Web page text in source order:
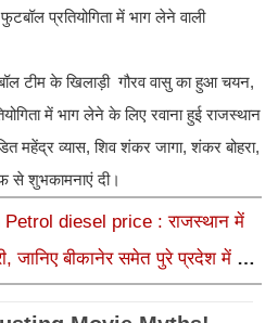
प्रतियोगिता में भाग लेने वाली
टीम के खिलाड़ी गौरव वासु का हुआ चयन,
में भाग लेने के लिए रवाना हुई राजस्थान
महेंद्र व्यास, शिव शंकर जागा, शंकर बोहरा,
से शुभकामनाएं दी।
diesel price : राजस्थान में
जानिए बीकानेर समेत पुरे प्रदेश में नए